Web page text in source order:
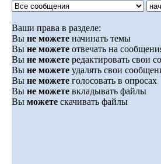
Ваши права в разделе:
Вы не можете начинать темы
Вы не можете отвечать на
Вы не можете редактировать свои
Вы не можете удалять свои
Вы не можете голосовать в опросах
Вы не можете вкладывать файлы
Вы можете скачивать файлы